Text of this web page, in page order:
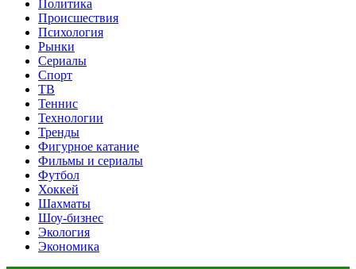
Политика
Происшествия
Психология
Рынки
Сериалы
Спорт
ТВ
Теннис
Технологии
Тренды
Фигурное катание
Фильмы и сериалы
Футбол
Хоккей
Шахматы
Шоу-бизнес
Экология
Экономика